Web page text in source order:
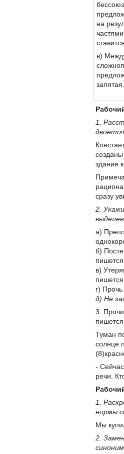
на
в)
запятая.
1.
здание
сразу
2.
а)
б)
в)
г)
д) Не
3.
Туман
солнце
-
речи.
1.
нормы
Мы
2.